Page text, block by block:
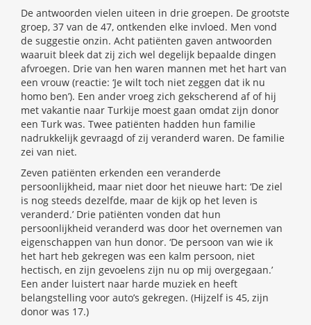
De antwoorden vielen uiteen in drie groepen. De grootste
groep, 37 van de 47, ontkenden elke invloed. Men vond
de suggestie onzin. Acht patiënten gaven antwoorden
waaruit bleek dat zij zich wel degelijk bepaalde dingen
afvroegen. Drie van hen waren mannen met het hart van
een vrouw (reactie: ‘Je wilt toch niet zeggen dat ik nu
homo ben’). Een ander vroeg zich gekscherend af of hij
met vakantie naar Turkije moest gaan omdat zijn donor
een Turk was. Twee patiënten hadden hun familie
nadrukkelijk gevraagd of zij veranderd waren. De familie
zei van niet.
Zeven patiënten erkenden een veranderde
persoonlijkheid, maar niet door het nieuwe hart: ‘De ziel
is nog steeds dezelfde, maar de kijk op het leven is
veranderd.’ Drie patiënten vonden dat hun
persoonlijkheid veranderd was door het overnemen van
eigenschappen van hun donor. ‘De persoon van wie ik
het hart heb gekregen was een kalm persoon, niet
hectisch, en zijn gevoelens zijn nu op mij overgegaan.’
Een ander luistert naar harde muziek en heeft
belangstelling voor auto’s gekregen. (Hijzelf is 45, zijn
donor was 17.)